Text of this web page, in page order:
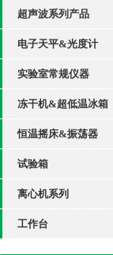
超声波系列产品
电子天平&光度计
实验室常规仪器
冻干机&超低温冰箱
恒温摇床&振荡器
试验箱
离心机系列
工作台